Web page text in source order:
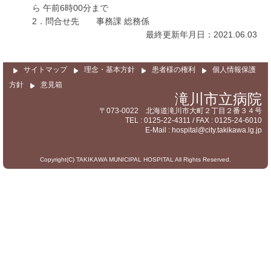
ら 午前6時00分まで
2．問合せ先 事務課 総務係
最終更新年月日：2021.06.03
サイトマップ 理念・基本方針 患者様の権利
個人情報保護
方針
意見箱
滝川市立病院
〒073-0022 北海道滝川市大町２丁目２番３４号
TEL : 0125-22-4311 / FAX : 0125-24-6010
E-Mail : hospital@city.takikawa.lg.jp
Copyright(C) TAKIKAWA MUNICIPAL HOSPITAL All Rights Reserved.